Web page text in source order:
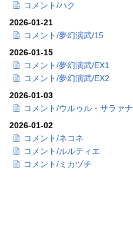
コメント/ハク
2026-01-21
コメント/夢幻演武/15
2026-01-15
コメント/夢幻演武/EX1
コメント/夢幻演武/EX2
2026-01-03
コメント/ウルゥル・サラァナ
2026-01-02
コメント/ネコネ
コメント/ルルティエ
コメント/ミカヅチ